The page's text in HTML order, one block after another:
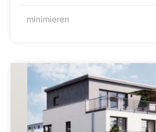
minimieren